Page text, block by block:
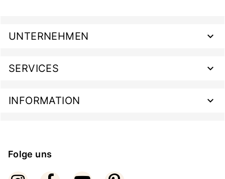
UNTERNEHMEN
SERVICES
INFORMATION
Folge uns